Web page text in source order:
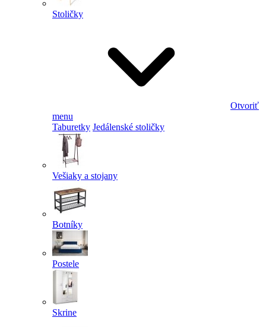
Stoličky
Otvoriť
menu
Taburetky Jedálenské stoličky
Vešiaky a stojany
Botníky
Postele
Skrine